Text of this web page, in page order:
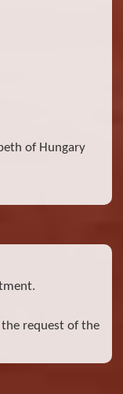
of Hungary
request of the